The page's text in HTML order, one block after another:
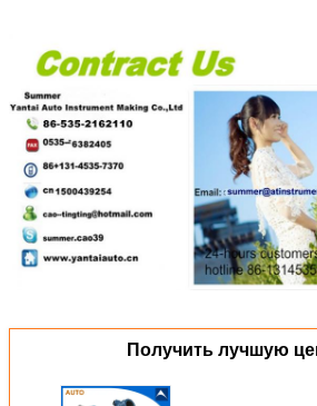
Получить лучшую